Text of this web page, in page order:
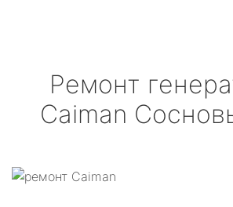
Ремонт
Caiman